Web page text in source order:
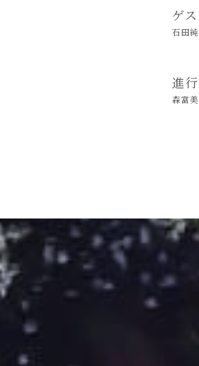
ゲス
石田
進行
森富